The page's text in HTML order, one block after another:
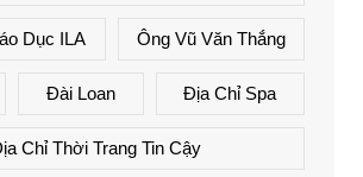
Dục ILA Ông Vũ Văn Thắng
Đài Loan Địa Chỉ Spa
Chỉ Thời Trang Tin Cậy